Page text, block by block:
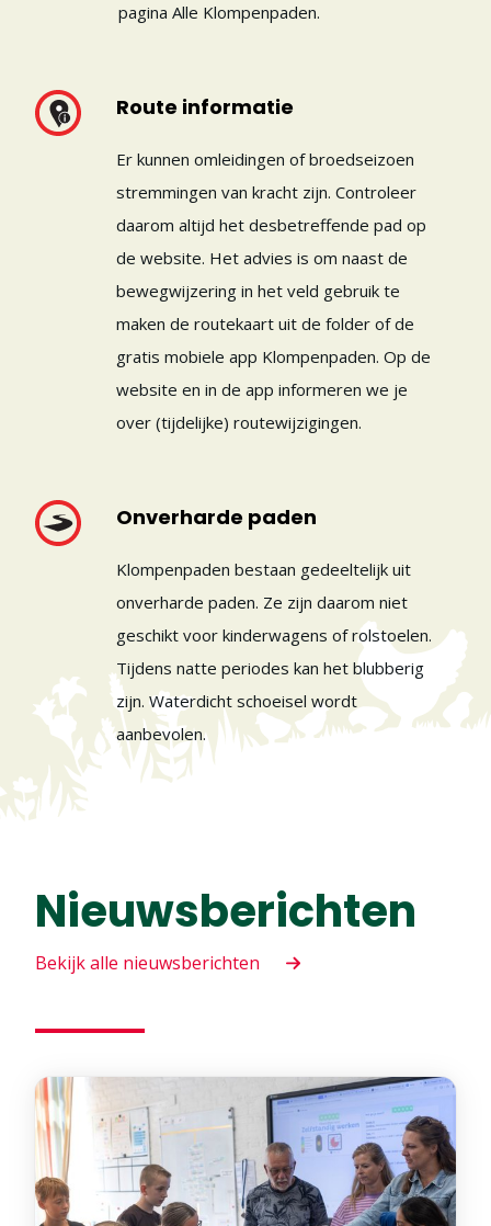
pagina Alle Klompenpaden.
Route informatie
Er kunnen omleidingen of broedseizoen
stremmingen van kracht zijn. Controleer
daarom altijd het desbetreffende pad op
de website. Het advies is om naast de
bewegwijzering in het veld gebruik te
maken de routekaart uit de folder of de
gratis mobiele app Klompenpaden. Op de
website en in de app informeren we je
over (tijdelijke) routewijzigingen.
Onverharde paden
Klompenpaden bestaan gedeeltelijk uit
onverharde paden. Ze zijn daarom niet
geschikt voor kinderwagens of rolstoelen.
Tijdens natte periodes kan het blubberig
zijn. Waterdicht schoeisel wordt
aanbevolen.
Nieuwsberichten
Bekijk alle nieuwsberichten